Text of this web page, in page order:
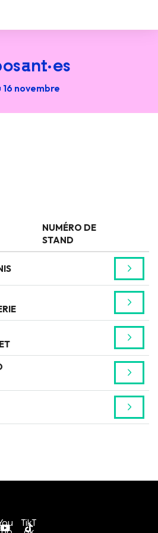
novembre
NUMÉRO DE
STAND
TikT